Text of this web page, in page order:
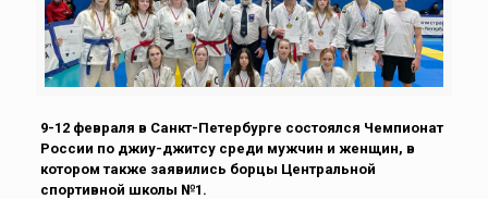
9-12 февраля в Санкт-Петербурге состоялся Чемпионат
России по джиу-джитсу среди мужчин и женщин, в
котором также заявились борцы Центральной
спортивной школы №1.